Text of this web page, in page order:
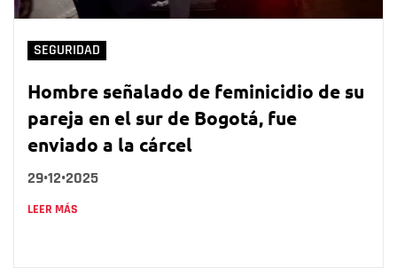
SEGURIDAD
Hombre señalado de feminicidio de su
pareja en el sur de Bogotá, fue
enviado a la cárcel
29•12•2025
LEER MÁS